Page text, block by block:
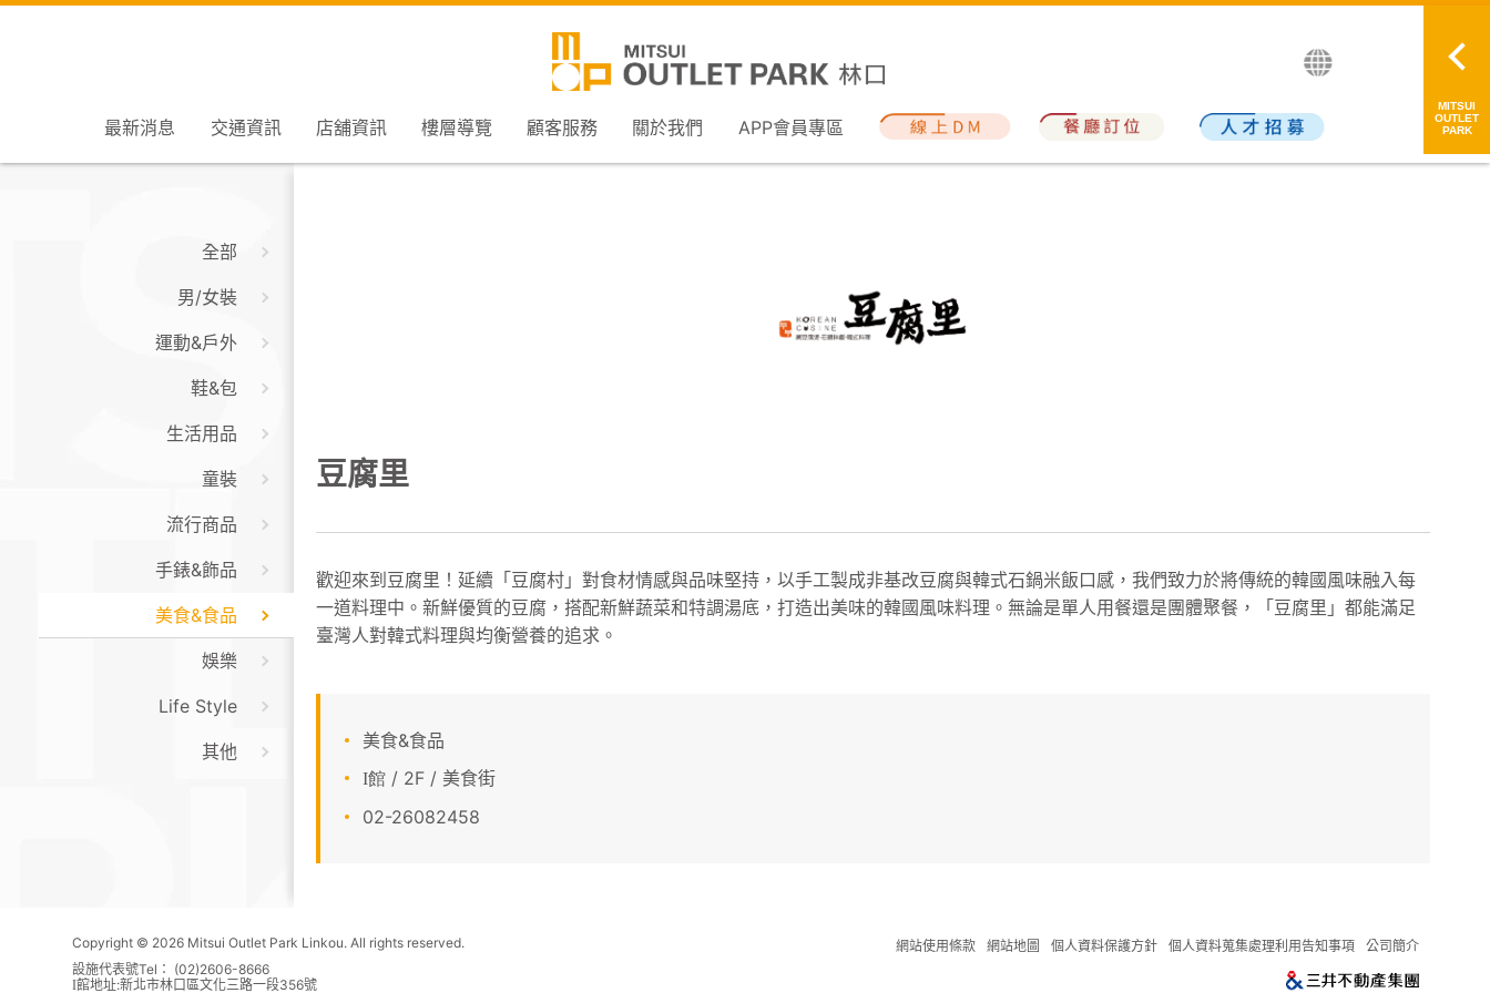
日本語
最新消息 交通資訊 店舖資訊 樓層導覽 顧客服務 關於我們 APP會員專區
MITSUI
OUTLET
PARK
全部
男/女裝
運動&戶外
鞋&包
生活用品
童裝
流行商品
手錶&飾品
美食&食品
娛樂
Life Style
其他
豆腐里
歡迎來到⾖腐⾥！延續「⾖腐村」對⾷材情感與品味堅持，以⼿⼯製成⾮基改⾖腐與韓式⽯鍋⽶飯⼝感，我們致⼒於將傳統的韓國⾵味融⼊每
⼀道料理中。新鮮優質的⾖腐，搭配新鮮蔬菜和特調湯底，打造出美味的韓國⾵味料理。無論是單⼈⽤餐還是團體聚餐，「⾖腐⾥」都能滿⾜
臺灣⼈對韓式料理與均衡營養的追求。
美食&食品
I館/ 2F / 美食街
02-26082458
Copyright © 2026 Mitsui Outlet Park Linkou. All rights reserved.
設施代表號Tel： (02)2606-8666
I館地址:新北市林口區文化三路一段356號
網站使用條款 網站地圖 個人資料保護方針 個人資料蒐集處理利用告知事項 公司簡介